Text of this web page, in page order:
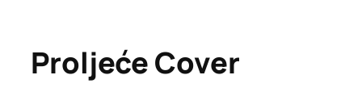
Proljeće Cover